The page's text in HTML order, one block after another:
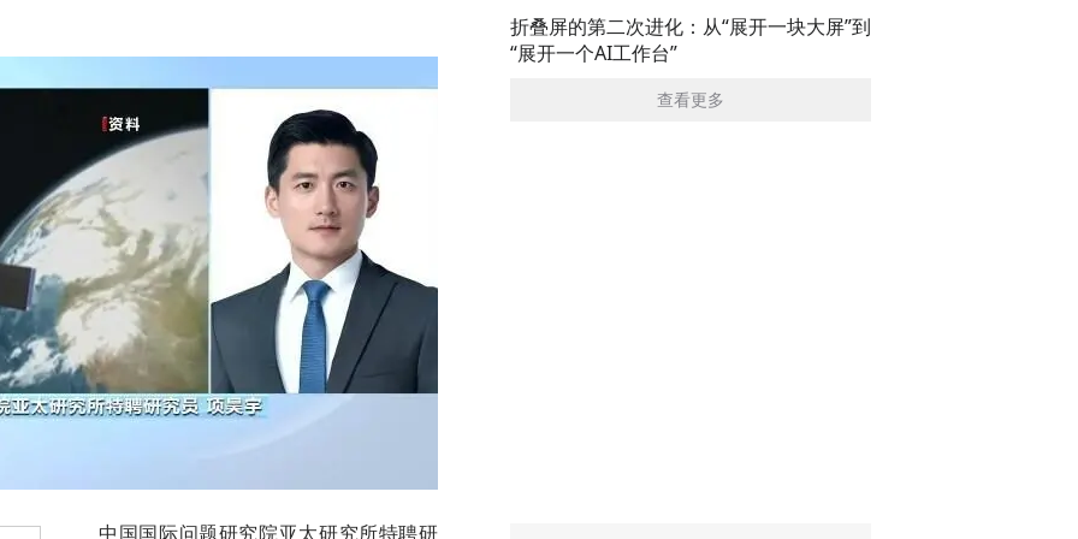
中国国际问题研究院亚太研究所特聘研
折叠屏的第二次进化：从“展开一块大屏”到
“展开一个AI工作台”
查看更多